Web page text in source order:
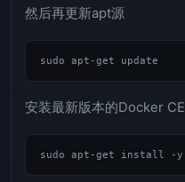
然后再更新apt源
安装最新版本的Docker CE